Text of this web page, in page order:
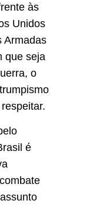
às
Unidos
Armadas
que seja
o
é